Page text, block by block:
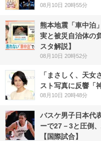
08月10日 20時55分
熊本地震「車中泊
実と被災自治体の
スタ解説】
08月10日 20時52分
「まさしく、天
スト写真に反響「
08月10日 20時48分
バスケ男子日本代
ーで27－3と圧倒
【国際試合】